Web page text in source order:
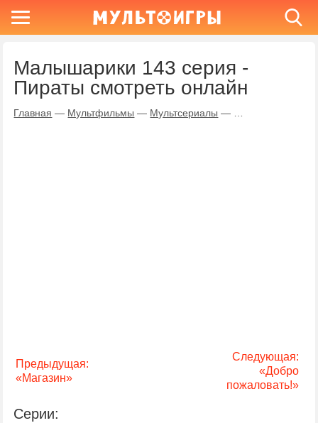
Малышарики 143 серия -
Пираты смотреть онлайн
Главная — Мультфильмы — Мультсериалы —
Предыдущая:
«Магазин»
Следующая:
«Добро
пожаловать!»
Серии: